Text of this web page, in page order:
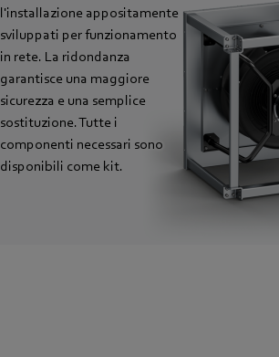
l'installazione appositamente
sviluppati per funzionamento
in rete. La ridondanza
garantisce una maggiore
sicurezza e una semplice
sostituzione. Tutte i
componenti necessari sono
disponibili come kit.